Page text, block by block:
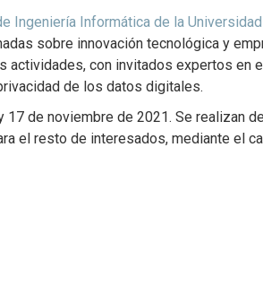
Ingeniería Informática de la
sobre innovación tecnológica y
con invitados expertos en
de los datos digitales.
de noviembre de 2021. Se realizan
el resto de interesados, mediante el